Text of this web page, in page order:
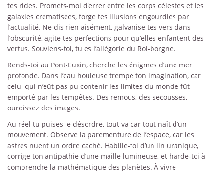
tes rides. Promets-moi d’errer entre les corps célestes et les
galaxies crématisées, forge tes illusions engourdies par
l’actualité. Ne dis rien aisément, galvanise tes vers dans
l’obscurité, agite tes perfections pour qu’elles enfantent des
vertus. Souviens-toi, tu es l’allégorie du Roi-borgne.
Rends-toi au Pont-Euxin, cherche les énigmes d’une mer
profonde. Dans l’eau houleuse trempe ton imagination, car
celui qui n’eût pas pu contenir les limites du monde fût
emporté par les tempêtes. Des remous, des secousses,
ourdissez des images.
Au réel tu puises le désordre, tout va car tout naît d’un
mouvement. Observe la parementure de l’espace, car les
astres nuent un ordre caché. Habille-toi d’un lin uranique,
corrige ton antipathie d’une maille lumineuse, et harde-toi à
comprendre la mathématique des planètes. À vivre